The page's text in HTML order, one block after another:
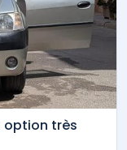
option très